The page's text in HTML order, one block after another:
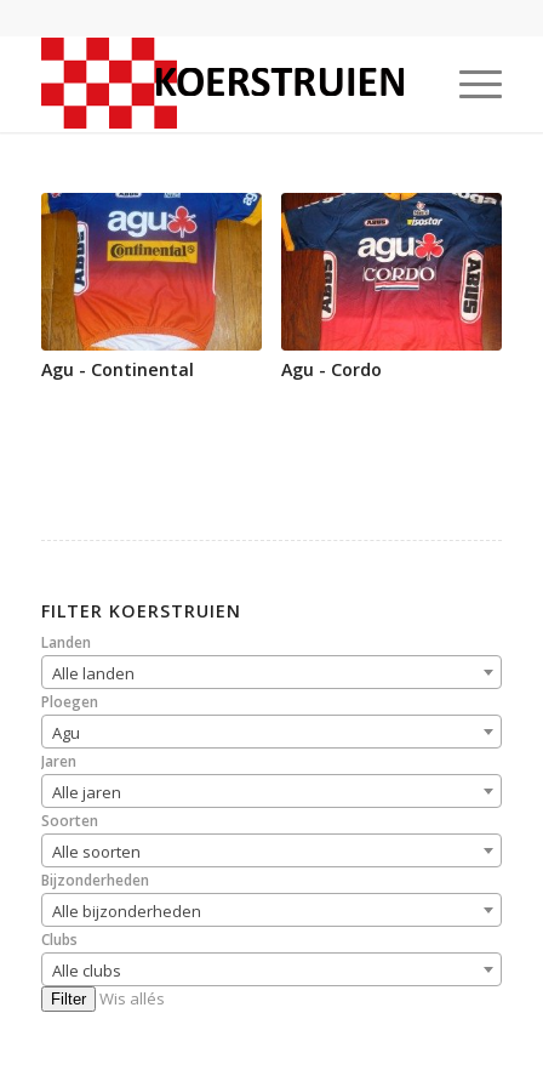
Agu - Continental Agu - Cordo
FILTER KOERSTRUIEN
Landen
Alle landen
Ploegen
Agu
Jaren
Alle jaren
Soorten
Alle soorten
Bijzonderheden
Alle bijzonderheden
Clubs
Alle clubs
Filter Wis allés